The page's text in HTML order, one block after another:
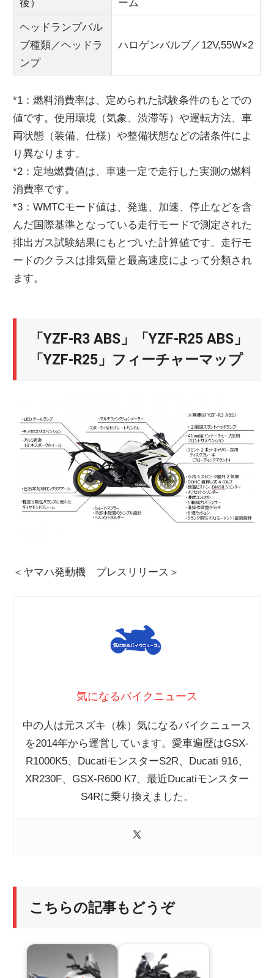
後） ーム
ヘッドランプバル
ブ種類／ヘッドラ
ンプ
ハロゲンバルブ／12V,55W×2
*1：燃料消費率は、定められた試験条件のもとでの
値です。使用環境（気象、渋滞等）や運転方法、車
両状態（装備、仕様）や整備状態などの諸条件によ
り異なります。
*2：定地燃費値は、車速一定で走行した実測の燃料
消費率です。
*3：WMTCモード値は、発進、加速、停止などを含
んだ国際基準となっている走行モードで測定された
排出ガス試験結果にもとづいた計算値です。走行モ
ードのクラスは排気量と最高速度によって分類され
ます。
「YZF-R3 ABS」「YZF-R25 ABS」
「YZF-R25」フィーチャーマップ
＜ヤマハ発動機 プレスリリース＞
気になるバイクニュース
中の人は元スズキ（株）気になるバイクニュース
を2014年から運営しています。愛車遍歴はGSX-
R1000K5、DucatiモンスターS2R、Ducati 916、
XR230F、GSX-R600 K7、最近Ducatiモンスター
S4Rに乗り換えました。
こちらの記事もどうぞ